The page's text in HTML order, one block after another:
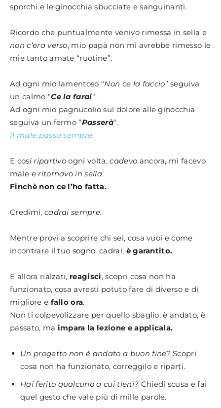
sporchi e le ginocchia sbucciate e sanguinanti.
Ricordo che puntualmente venivo rimessa in sella e
non c’era verso, mio papà non mi avrebbe rimesso le
mie tanto amate “ruotine”.
Ad ogni mio lamentoso “Non ce la faccio” seguiva
un calmo “Ce la farai“.
Ad ogni mio pagnucolio sul dolore alle ginocchia
seguiva un fermo “Passerà“.
Il male passa sempre.
E cosíripartivo ogni volta,cadevo ancora, mi facevo
male eritornavo in sella.
Finchè non ce l’ho fatta.
Credimi, cadrai sempre.
Mentre provi a scoprire chi sei, cosa vuoi e come
incontrare il tuo sogno, cadrai, è garantito.
E allora rialzati, reagisci, scopri cosa non ha
funzionato, cosa avresti potuto fare di diverso e di
migliore e fallo ora.
Non ti colpevolizzare per quello sbaglio, è andato, è
passato, ma impara la lezione e applicala.
Un progetto non è andato a buon fine?Scopri
cosa non ha funzionato, correggilo e riparti.
Hai ferito qualcuno a cui tieni? Chiedi scusa e fai
quel gesto che vale più di mille parole.